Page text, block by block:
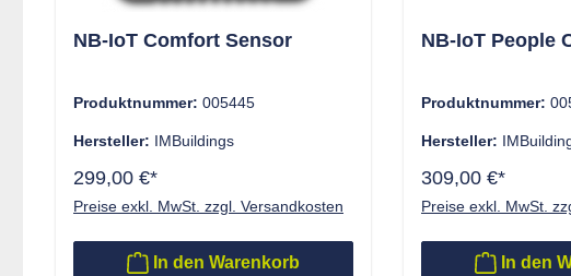
NB-IoT Comfort Sensor
Produktnummer: 005445
Hersteller: IMBuildings
299,00 €*
Preise exkl. MwSt. zzgl. Versandkosten
In den Warenkorb
NB-IoT People
Produktnummer:
Hersteller:
309,00 €*
Preise exkl. MwSt.
In den